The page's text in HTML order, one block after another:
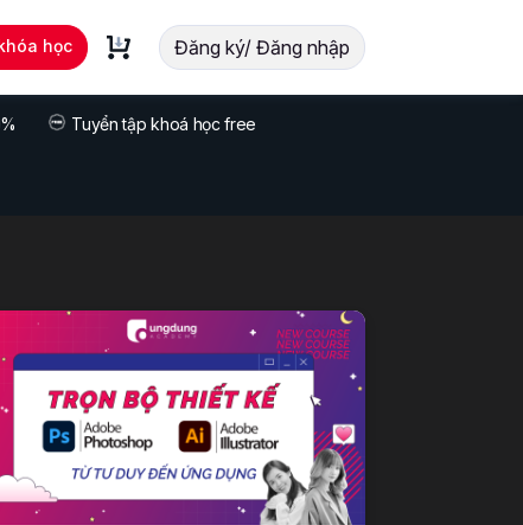
học Đăng ký/ Đăng nhập
Tuyển tập khoá học free